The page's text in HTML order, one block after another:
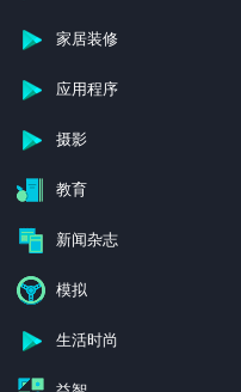
天气
家居装修
应用程序
摄影
教育
新闻杂志
模拟
生活时尚